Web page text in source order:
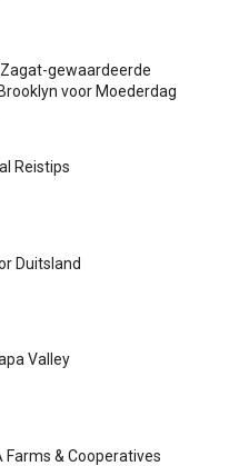
gewaardeerde
voor Moederdag
Reistips
Duitsland
Valley
Farms & Cooperatives